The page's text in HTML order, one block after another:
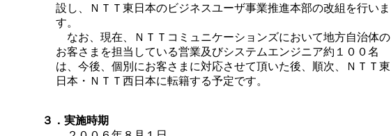
設し、ＮＴＴ東日本のビジネスユーザ事業推進本部の改組を行いま
す。
なお、現在、ＮＴＴコミュニケーションズにおいて地方自治体の
お客さまを担当している営業及びシステムエンジニア約１００名
は、今後、個別にお客さまに対応させて頂いた後、順次、ＮＴＴ東
日本・ＮＴＴ西日本に転籍する予定です。
３．実施時期